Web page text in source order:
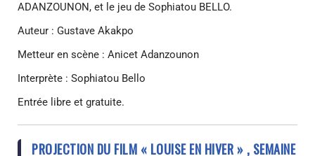
ADANZOUNON, et le jeu de Sophiatou BELLO.
Auteur : Gustave Akakpo
Metteur en scène : Anicet Adanzounon
Interprète : Sophiatou Bello
Entrée libre et gratuite.
PROJECTION DU FILM « LOUISE EN HIVER » , SEMAINE